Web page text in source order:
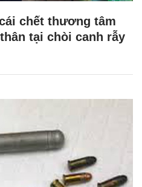
chết thương tâm
tại chòi canh rẫy